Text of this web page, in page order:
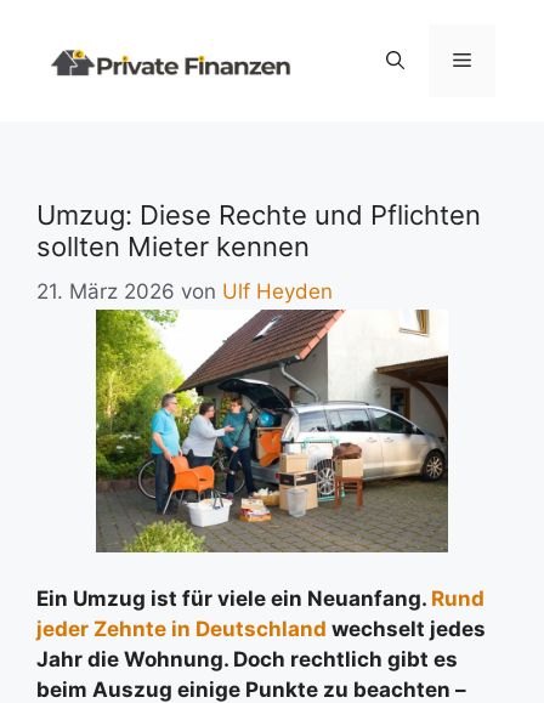
springen
Menü
Umzug: Diese Rechte und Pflichten
sollten Mieter kennen
21. März 2026 von Ulf Heyden
Ein Umzug ist für viele ein Neuanfang. Rund
jeder Zehnte in Deutschland wechselt jedes
Jahr die Wohnung. Doch rechtlich gibt es
beim Auszug einige Punkte zu beachten –